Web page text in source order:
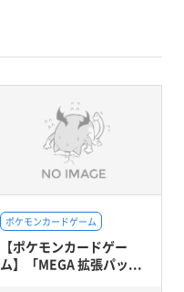
ポケモンカードゲーム
【ポケモンカードゲー
ム】「MEGA 拡張パッ...